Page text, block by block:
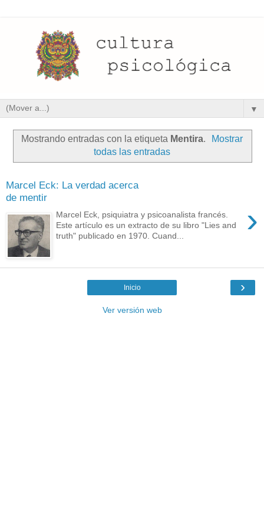
▼
Mostrando entradas con la etiqueta Mentira.
Mostrar
todas las entradas
Marcel Eck: La verdad acerca
de mentir
›
Marcel Eck, psiquiatra y psicoanalista francés.
Este artículo es un extracto de su libro "Lies and
truth" publicado en 1970. Cuand...
›
Inicio
Ver versión web